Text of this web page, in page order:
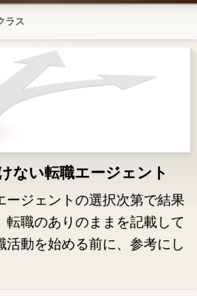
ラス
ない転職エージェント
ージェントの選択次第で結果
転職のありのままを記載して
活動を始める前に、参考にし